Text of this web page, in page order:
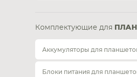
Комплектующие для
Аккумуляторы для
Блоки питания для